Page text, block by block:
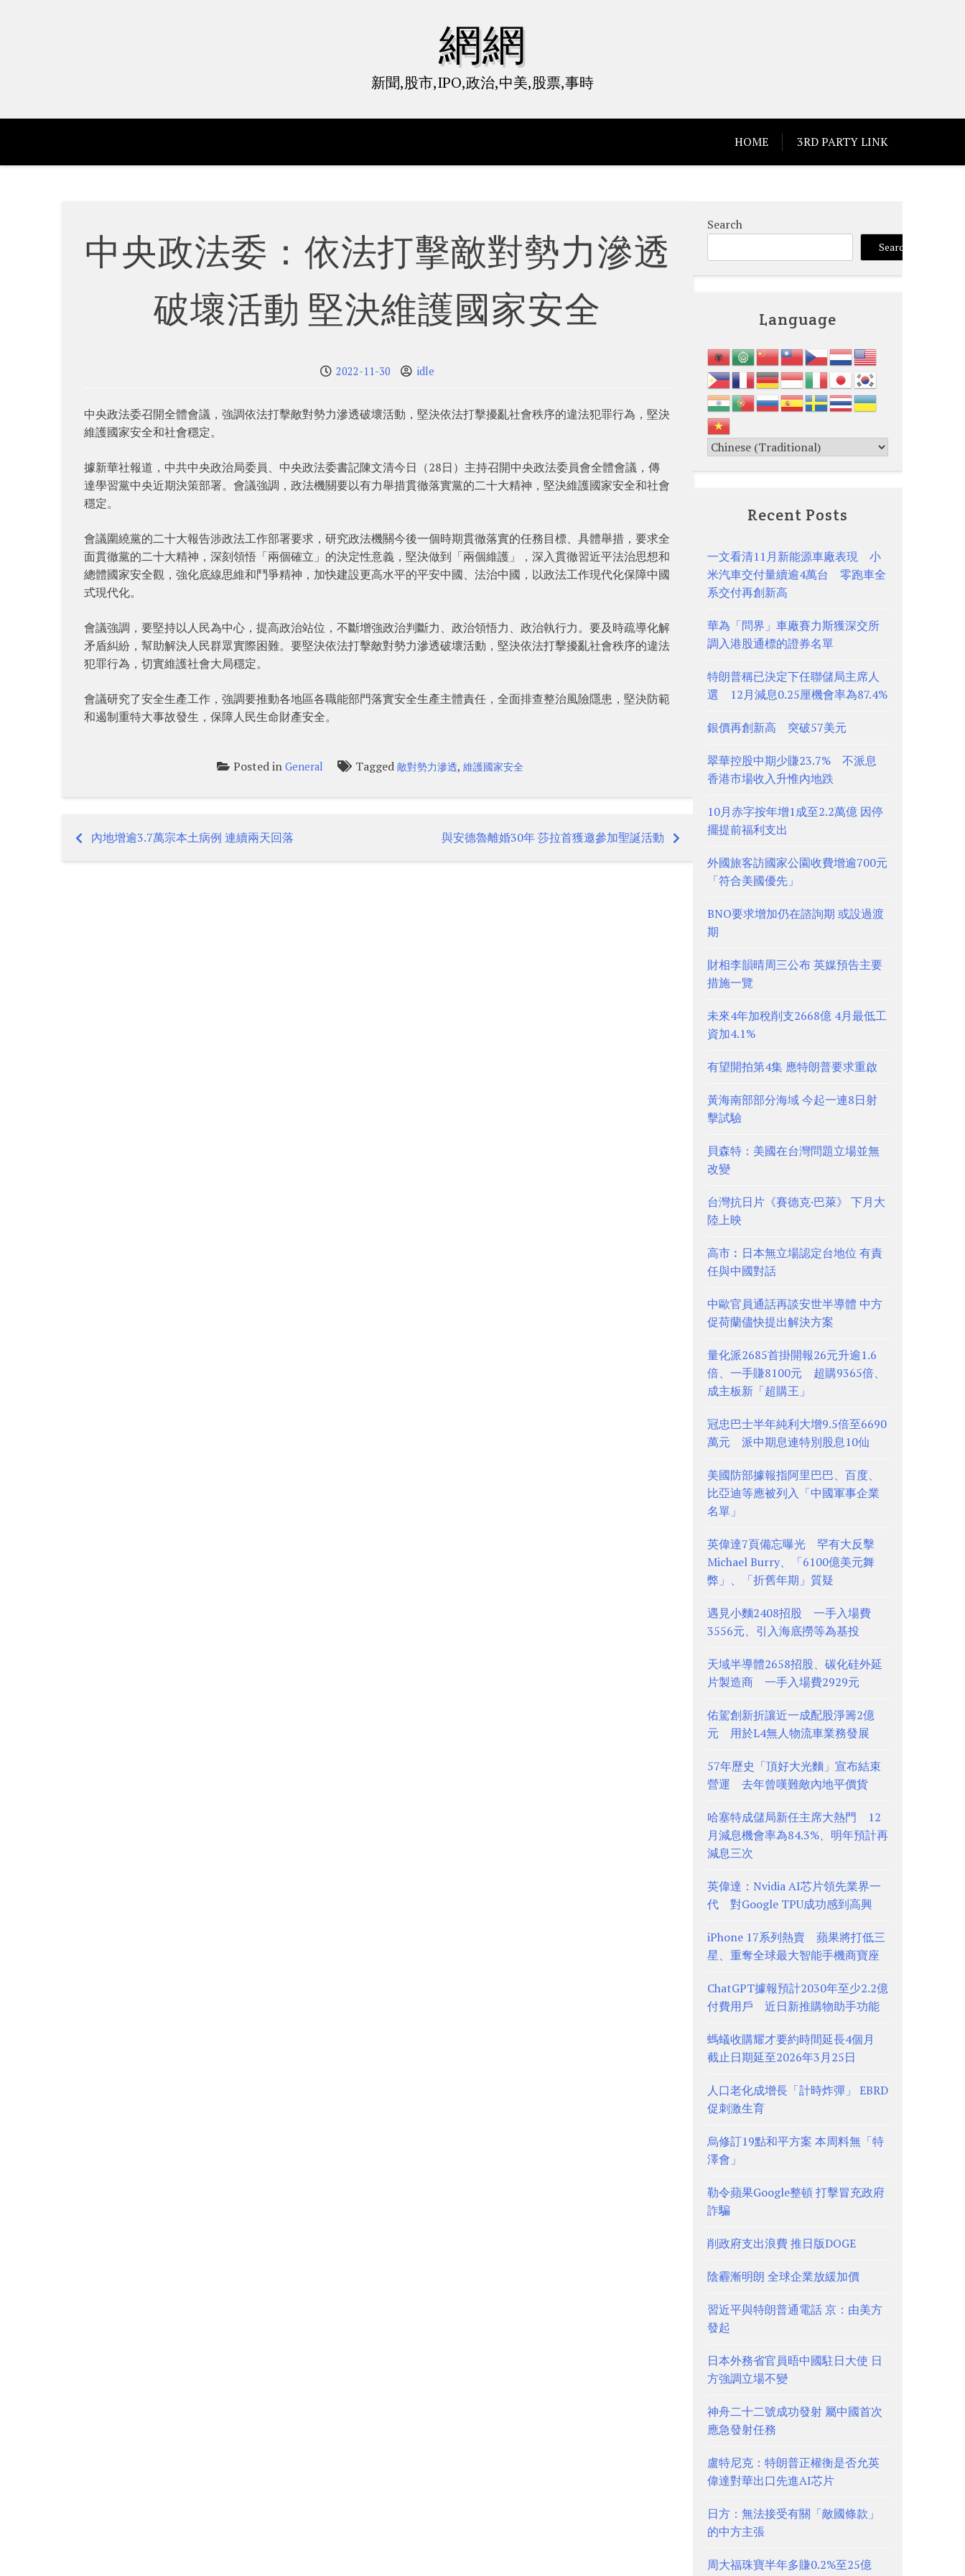
網網
新聞,股市,IPO,政治,中美,股票,事時
HOME 3RD PARTY LINK
中央政法委：依法打擊敵對勢力滲透
破壞活動 堅決維護國家安全
2022-11-30 idle
中央政法委召開全體會議，強調依法打擊敵對勢力滲透破壞活動，堅決依法打擊擾亂社會秩序的違法犯罪行為，堅決
維護國家安全和社會穩定。
據新華社報道，中共中央政治局委員、中央政法委書記陳文清今日（28日）主持召開中央政法委員會全體會議，傳
達學習黨中央近期決策部署。會議強調，政法機關要以有力舉措貫徹落實黨的二十大精神，堅決維護國家安全和社會
穩定。
會議圍繞黨的二十大報告涉政法工作部署要求，研究政法機關今後一個時期貫徹落實的任務目標、具體舉措，要求全
面貫徹黨的二十大精神，深刻領悟「兩個確立」的決定性意義，堅決做到「兩個維護」，深入貫徹習近平法治思想和
總體國家安全觀，強化底線思維和鬥爭精神，加快建設更高水平的平安中國、法治中國，以政法工作現代化保障中國
式現代化。
會議強調，要堅持以人民為中心，提高政治站位，不斷增強政治判斷力、政治領悟力、政治執行力。要及時疏導化解
矛盾糾紛，幫助解決人民群眾實際困難。要堅決依法打擊敵對勢力滲透破壞活動，堅決依法打擊擾亂社會秩序的違法
犯罪行為，切實維護社會大局穩定。
會議研究了安全生產工作，強調要推動各地區各職能部門落實安全生產主體責任，全面排查整治風險隱患，堅決防範
和遏制重特大事故發生，保障人民生命財產安全。
Posted inGeneral Tagged敵對勢力滲透,維護國家安全
Post
內地增逾3.7萬宗本土病例 連續兩天回落 與安德魯離婚30年 莎拉首獲邀參加聖誕活動
Search
Search
Language
Recent Posts
一文看清11月新能源車廠表現 小
米汽車交付量續逾4萬台 零跑車全
系交付再創新高
華為「問界」車廠賽力斯獲深交所
調入港股通標的證券名單
特朗普稱已決定下任聯儲局主席人
選 12月減息0.25厘機會率為87.4%
銀價再創新高 突破57美元
翠華控股中期少賺23.7% 不派息
香港市場收入升惟內地跌
10月赤字按年增1成至2.2萬億 因停
擺提前福利支出
外國旅客訪國家公園收費增逾700元
「符合美國優先」
BNO要求增加仍在諮詢期 或設過渡
期
財相李韻晴周三公布 英媒預告主要
措施一覽
未來4年加稅削支2668億 4月最低工
資加4.1%
有望開拍第4集 應特朗普要求重啟
黃海南部部分海域 今起一連8日射
擊試驗
貝森特：美國在台灣問題立場並無
改變
台灣抗日片《賽德克·巴萊》 下月大
陸上映
高市︰日本無立場認定台地位 有責
任與中國對話
中歐官員通話再談安世半導體 中方
促荷蘭儘快提出解決方案
量化派2685首掛開報26元升逾1.6
倍、一手賺8100元 超購9365倍、
成主板新「超購王」
冠忠巴士半年純利大增9.5倍至6690
萬元 派中期息連特別股息10仙
美國防部據報指阿里巴巴、百度、
比亞迪等應被列入「中國軍事企業
名單」
英偉達7頁備忘曝光 罕有大反擊
Michael Burry、「6100億美元舞
弊」、「折舊年期」質疑
遇見小麵2408招股 一手入場費
3556元、引入海底撈等為基投
天域半導體2658招股、碳化硅外延
片製造商 一手入場費2929元
佑駕創新折讓近一成配股淨籌2億
元 用於L4無人物流車業務發展
57年歷史「頂好大光麵」宣布結束
營運 去年曾嘆難敵內地平價貨
哈塞特成儲局新任主席大熱門 12
月減息機會率為84.3%、明年預計再
減息三次
英偉達：Nvidia AI芯片領先業界一
代 對Google TPU成功感到高興
iPhone 17系列熱賣 蘋果將打低三
星、重奪全球最大智能手機商寶座
ChatGPT據報預計2030年至少2.2億
付費用戶 近日新推購物助手功能
螞蟻收購耀才要約時間延長4個月
截止日期延至2026年3月25日
人口老化成增長「計時炸彈」 EBRD
促刺激生育
烏修訂19點和平方案 本周料無「特
澤會」
勒令蘋果Google整頓 打擊冒充政府
詐騙
削政府支出浪費 推日版DOGE
陰霾漸明朗 全球企業放緩加價
習近平與特朗普通電話 京：由美方
發起
日本外務省官員晤中國駐日大使 日
方強調立場不變
神舟二十二號成功發射 屬中國首次
應急發射任務
盧特尼克：特朗普正權衡是否允英
偉達對華出口先進AI芯片
日方：無法接受有關「敵國條款」
的中方主張
周大福珠寶半年多賺0.2%至25億